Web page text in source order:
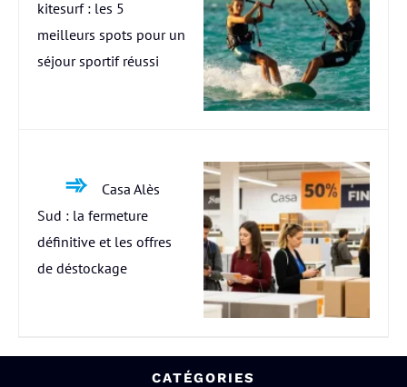
kitesurf : les 5
meilleurs spots pour un
séjour sportif réussi
Casa Alès
Sud : la fermeture
définitive et les offres
de déstockage
CATÉGORIES